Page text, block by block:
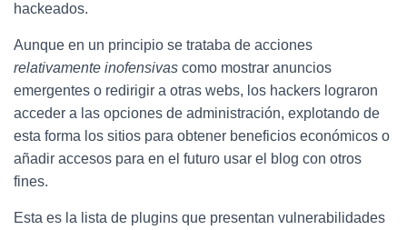
hackeados.
Aunque en un principio se trataba de acciones
relativamente inofensivas como mostrar anuncios
emergentes o redirigir a otras webs, los hackers lograron
acceder a las opciones de administración, explotando de
esta forma los sitios para obtener beneficios económicos o
añadir accesos para en el futuro usar el blog con otros
fines.
Esta es la lista de plugins que presentan vulnerabilidades